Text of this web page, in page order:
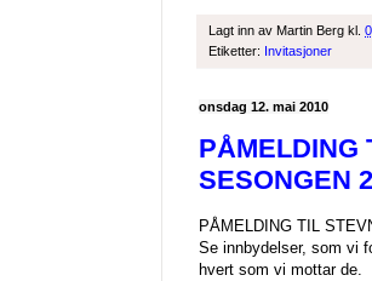
Lagt inn av Martin Berg kl.
Etiketter: Invitasjoner
onsdag 12. mai 2010
PÅMELDING
SESONGEN
PÅMELDING TIL
Se innbydelser, som vi
hvert som vi mottar de.